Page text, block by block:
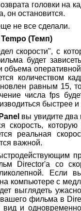
головки на
он остановится.
не все сделали.
(Темп)
скорости", с
будет
количеством
равным 15,
числа fps
быстрее и
вы увидите
скорость,
реальная
важной.
Director'a со
Если
компьютере с
выглядеть
фильма в
и